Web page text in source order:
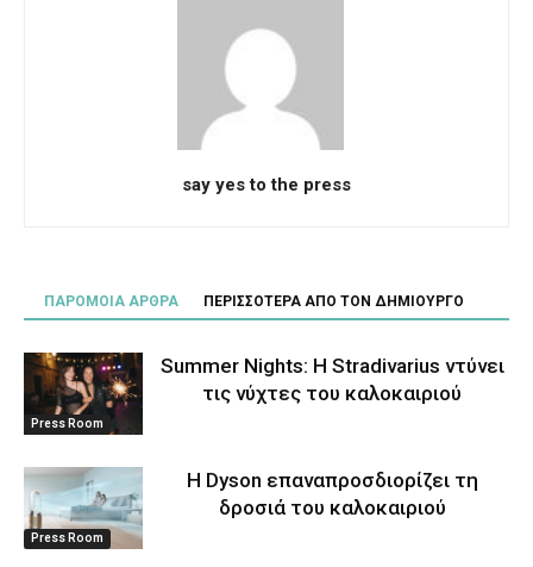
say yes to the press
ΠΑΡΟΜΟΙΑ ΑΡΘΡΑ ΠΕΡΙΣΣΟΤΕΡΑ ΑΠΟ ΤΟΝ ΔΗΜΙΟΥΡΓΟ
Press Room
Summer Nights: Η Stradivarius ντύνει
τις νύχτες του καλοκαιριού
Press Room
Η Dyson επαναπροσδιορίζει τη
δροσιά του καλοκαιριού